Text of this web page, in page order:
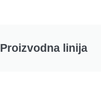
Proizvodna linija